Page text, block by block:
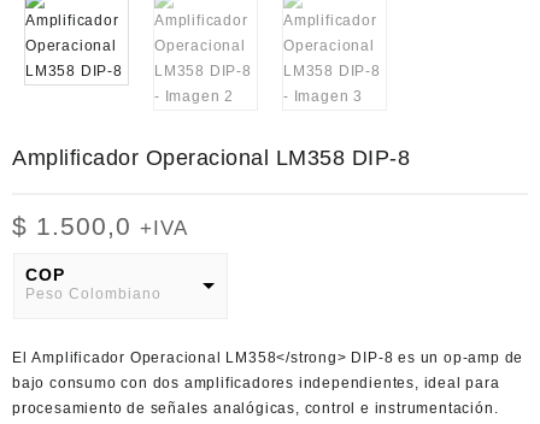
Amplificador Operacional LM358 DIP-8
$ 1.500,0 +IVA
COP
Peso Colombiano
American Dollar
ElAmplificador Operacional LM358</strong> DIP-8 es un op-amp de
bajo consumo con dos amplificadores independientes, ideal para
procesamiento de señales analógicas, control e instrumentación.